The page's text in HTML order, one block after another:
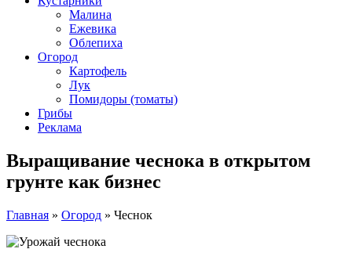
Малина
Ежевика
Облепиха
Огород
Картофель
Лук
Помидоры (томаты)
Грибы
Реклама
Выращивание чеснока в открытом
грунте как бизнес
Главная » Огород » Чеснок